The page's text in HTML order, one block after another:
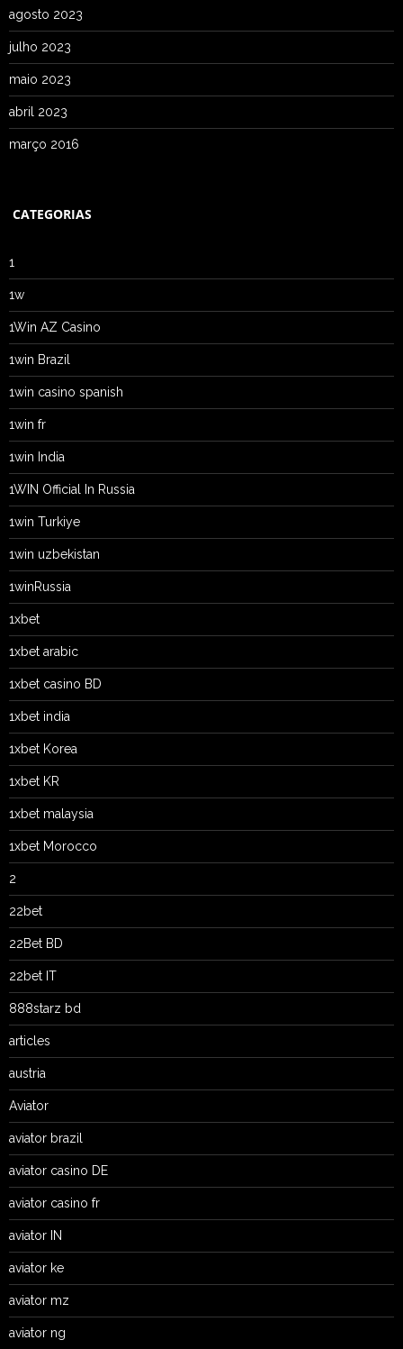
agosto 2023
julho 2023
maio 2023
abril 2023
março 2016
CATEGORIAS
1
1w
1Win AZ Casino
1win Brazil
1win casino spanish
1win fr
1win India
1WIN Official In Russia
1win Turkiye
1win uzbekistan
1winRussia
1xbet
1xbet arabic
1xbet casino BD
1xbet india
1xbet Korea
1xbet KR
1xbet malaysia
1xbet Morocco
2
22bet
22Bet BD
22bet IT
888starz bd
articles
austria
Aviator
aviator brazil
aviator casino DE
aviator casino fr
aviator IN
aviator ke
aviator mz
aviator ng